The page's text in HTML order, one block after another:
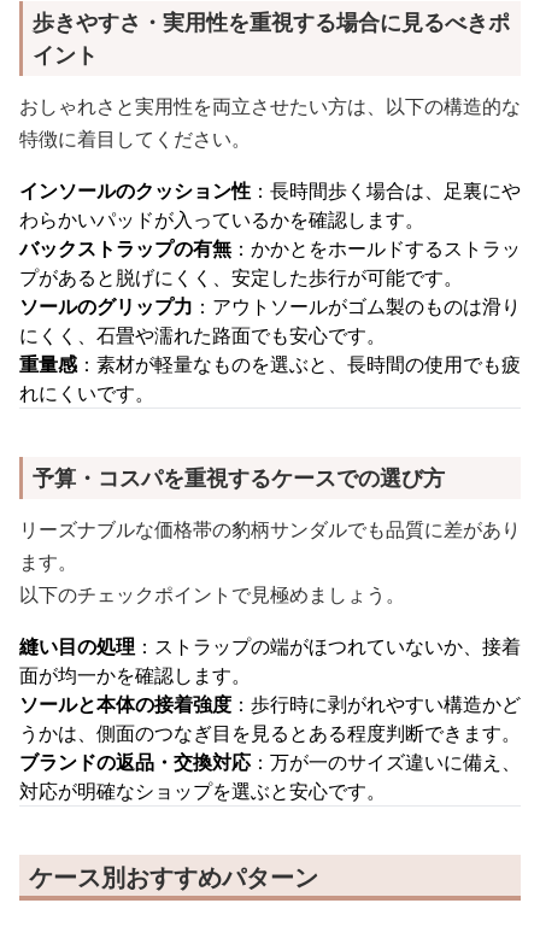
歩きやすさ・実用性を重視する場合に見るべきポ
イント
おしゃれさと実用性を両立させたい方は、以下の構造的な
特徴に着目してください。
インソールのクッション性 ：長時間歩く場合は、足裏にや
わらかいパッドが入っているかを確認します。
バックストラップの有無 ：かかとをホールドするストラッ
プがあると脱げにくく、安定した歩行が可能です。
ソールのグリップ力 ：アウトソールがゴム製のものは滑り
にくく、石畳や濡れた路面でも安心です。
重量感：素材が軽量なものを選ぶと、長時間の使用でも疲
れにくいです。
予算・コスパを重視するケースでの選び方
リーズナブルな価格帯の豹柄サンダルでも品質に差があり
ます。
以下のチェックポイントで見極めましょう。
縫い目の処理 ：ストラップの端がほつれていないか、接着
面が均一かを確認します。
ソールと本体の接着強度 ：歩行時に剥がれやすい構造かど
うかは、側面のつなぎ目を見るとある程度判断できます。
ブランドの返品・交換対応 ：万が一のサイズ違いに備え、
対応が明確なショップを選ぶと安心です。
ケース別おすすめパターン